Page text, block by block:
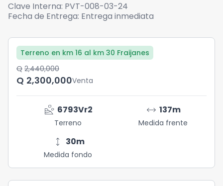
Clave Interna: PVT-008-03-24
Fecha de Entrega: Entrega inmediata
Terreno en km 16 al km 30 Fraijanes
Q	2,440,000
Q	2,300,000Venta
landslide 6793Vr2
Terreno
arrow_range 137m
Medida frente
height 30m
Medida fondo